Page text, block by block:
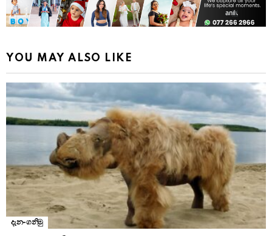
YOU MAY ALSO LIKE
දැන-ගනිමු